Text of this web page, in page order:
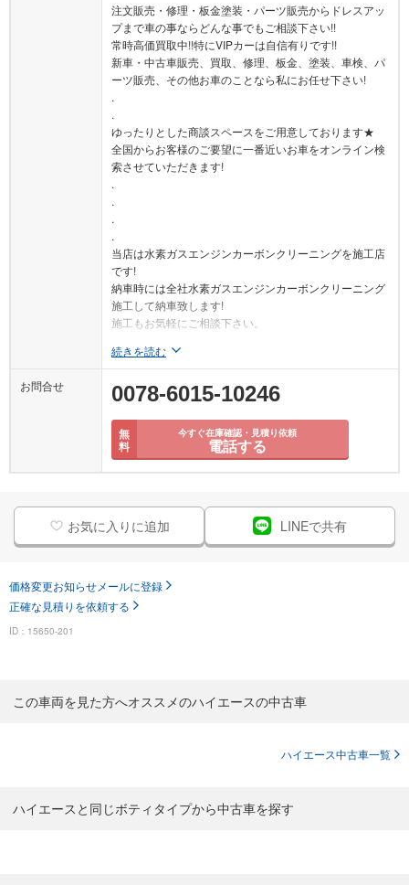
注文販売・修理・板金塗装・パーツ販売からドレスアッ
プまで車の事ならどんな事でもご相談下さい!!
常時高価買取中!!特にVIPカーは自信有りです!!
新車・中古車販売、買取、修理、板金、塗装、車検、パ
ーツ販売、その他お車のことなら私にお任せ下さい!
.
.
ゆったりとした商談スペースをご用意しております★
全国からお客様のご要望に一番近いお車をオンライン検
索させていただきます!
.
.
.
.
当店は水素ガスエンジンカーボンクリーニングを施工店
です!
納車時には全社水素ガスエンジンカーボンクリーニング
施工して納車致します!
施工もお気軽にご相談下さい。
続きを読む
お問合せ 0078-6015-10246
無
料
今すぐ在庫確認・見積り依頼
電話する
お気に入りに追加 LINEで共有
価格変更お知らせメールに登録
正確な見積りを依頼する
ID：15650-201
この車両を見た方へオススメのハイエースの中古車
ハイエース中古車一覧
ハイエースと同じボティタイプから中古車を探す